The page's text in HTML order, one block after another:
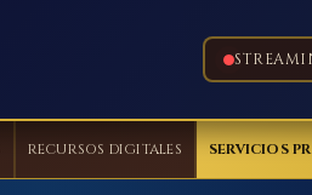
RECURSOS DIGITALES SERVICIOS